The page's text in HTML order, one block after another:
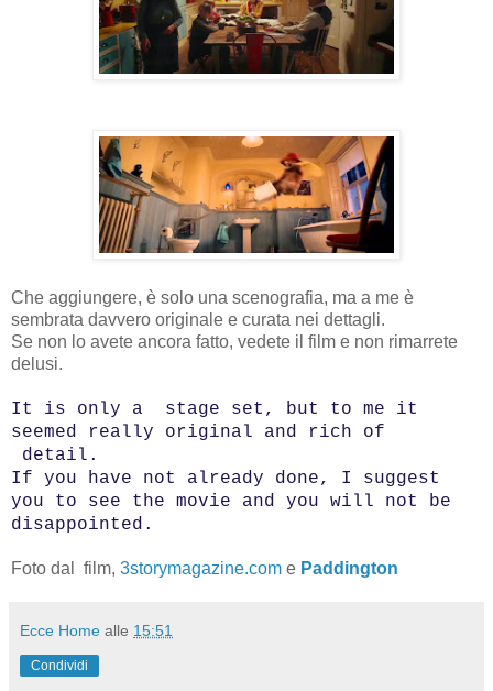
Che aggiungere, è solo una scenografia, ma a me è
sembrata davvero originale e curata nei dettagli.
Se non lo avete ancora fatto, vedete il film e non rimarrete
delusi.
It is only a stage set, but to me it
seemed really original and rich of
detail.
If you have not already done, I suggest
you to see the movie and you will not be
disappointed.
Foto dal film, 3storymagazine.com e Paddington
Ecce Home alle 15:51
Condividi